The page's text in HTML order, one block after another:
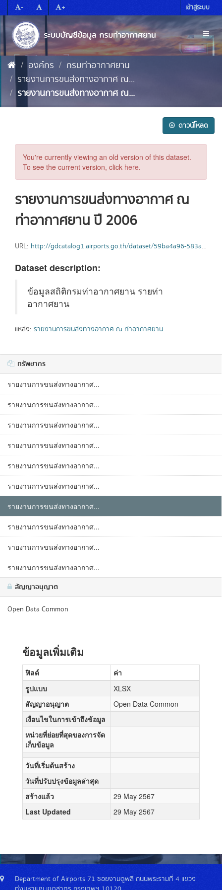
to
content
- + เข้าสู่ระบบ
องค์กร
กรมท่าอากาศยาน
รายงานการขนส่งทางอากาศ ณ...
รายงานการขนส่งทางอากาศ ณ...
ดาวน์โหลด
You're currently viewing an old version of this dataset.
To see the current version, click here.
รายงานการขนส่งทางอากาศ ณ
ท่าอากาศยาน ปี 2006
URL: http://gdcatalog1.airports.go.th/dataset/59ba4a96-583a-4c0a-bea7-445bdc7209d6/resource/ad61adac-a9a7-4456-8fd0-c88758fdc3cc/download/2006.xlsx
Dataset description:
ข้อมูลสถิติกรมท่าอากาศยาน รายท่า
อากาศยาน
แหล่ง: รายงานการขนส่งทางอากาศ ณ ท่าอากาศยาน
ทรัพยากร
รายงานการขนส่งทางอากาศ...
รายงานการขนส่งทางอากาศ...
รายงานการขนส่งทางอากาศ...
รายงานการขนส่งทางอากาศ...
รายงานการขนส่งทางอากาศ...
รายงานการขนส่งทางอากาศ...
รายงานการขนส่งทางอากาศ...
รายงานการขนส่งทางอากาศ...
รายงานการขนส่งทางอากาศ...
รายงานการขนส่งทางอากาศ...
สัญญาอนุญาต
Open Data Common
ข้อมูลเพิ่มเติม
ฟิลด์
ค่า
รูปแบบ
XLSX
สัญญาอนุญาต
Open Data Common
เงื่อนไขในการเข้าถึงข้อมูล
หน่วยที่ย่อยที่สุดของการจัด
เก็บข้อมูล
วันที่เริ่มต้นสร้าง
วันที่ปรับปรุงข้อมูลล่าสุด
สร้างแล้ว
29 May 2567
Last Updated
29 May 2567
Department of Airports 71 ซอยงามดูพลี ถนนพระรามที่ 4 แขวง